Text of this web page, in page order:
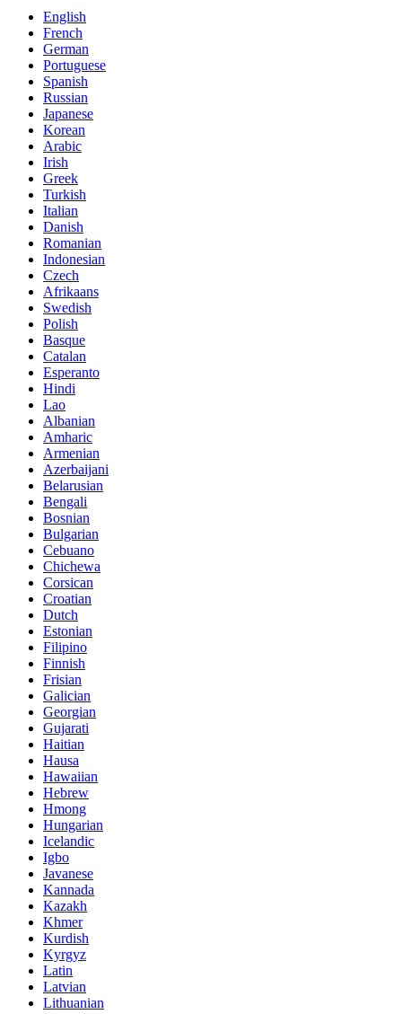
English
French
German
Portuguese
Spanish
Russian
Japanese
Korean
Arabic
Irish
Greek
Turkish
Italian
Danish
Romanian
Indonesian
Czech
Afrikaans
Swedish
Polish
Basque
Catalan
Esperanto
Hindi
Lao
Albanian
Amharic
Armenian
Azerbaijani
Belarusian
Bengali
Bosnian
Bulgarian
Cebuano
Chichewa
Corsican
Croatian
Dutch
Estonian
Filipino
Finnish
Frisian
Galician
Georgian
Gujarati
Haitian
Hausa
Hawaiian
Hebrew
Hmong
Hungarian
Icelandic
Igbo
Javanese
Kannada
Kazakh
Khmer
Kurdish
Kyrgyz
Latin
Latvian
Lithuanian